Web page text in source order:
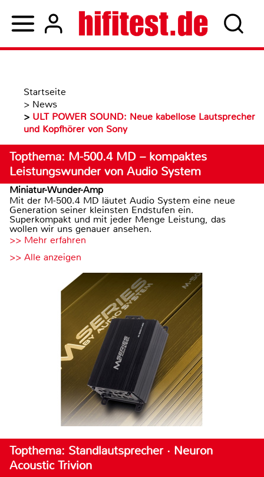
Startseite
> News
> ULT POWER SOUND: Neue kabellose Lautsprecher
und Kopfhörer von Sony
Topthema: M-500.4 MD – kompaktes
Leistungswunder von Audio System
Miniatur-Wunder-Amp
Mit der M-500.4 MD läutet Audio System eine neue
Generation seiner kleinsten Endstufen ein.
Superkompakt und mit jeder Menge Leistung, das
wollen wir uns genauer ansehen.
>> Mehr erfahren
>> Alle anzeigen
Topthema: Standlautsprecher · Neuron
Acoustic Trivion